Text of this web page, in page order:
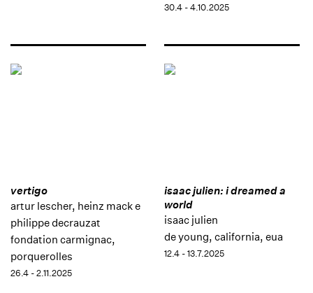
30.4 - 4.10.2025
vertigo
artur lescher, heinz mack e
philippe decrauzat
fondation carmignac,
porquerolles
26.4 - 2.11.2025
isaac julien: i dreamed a
world
isaac julien
de young, california, eua
12.4 - 13.7.2025